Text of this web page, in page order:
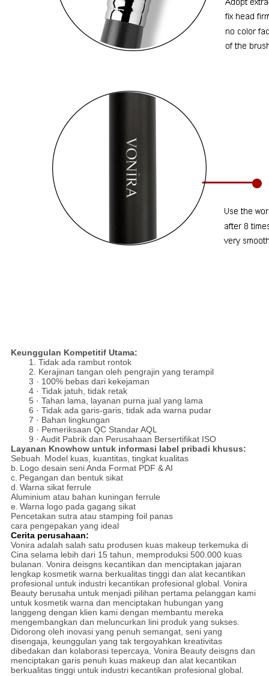
Keunggulan Kompetitif Utama:
1. Tidak ada rambut rontok
2. Kerajinan tangan oleh pengrajin yang terampil
3 · 100% bebas dari kekejaman
4 · Tidak jatuh, tidak retak
5 · Tahan lama, layanan purna jual yang lama
6 · Tidak ada garis-garis, tidak ada warna pudar
7 · Bahan lingkungan
8 · Pemeriksaan QC Standar AQL
9 · Audit Pabrik dan Perusahaan Bersertifikat ISO
Layanan Knowhow untuk informasi label pribadi khusus:
Sebuah. Model kuas, kuantitas, tingkat kualitas
b. Logo desain seni Anda Format PDF & AI
c. Pegangan dan bentuk sikat
d. Warna sikat ferrule
Aluminium atau bahan kuningan ferrule
e. Warna logo pada gagang sikat
Pencetakan sutra atau stamping foil panas
cara pengepakan yang ideal
Cerita perusahaan:
Vonira adalah salah satu produsen kuas makeup terkemuka di
Cina selama lebih dari 15 tahun, memproduksi 500.000 kuas
bulanan. Vonira deisgns kecantikan dan menciptakan jajaran
lengkap kosmetik warna berkualitas tinggi dan alat kecantikan
profesional untuk industri kecantikan profesional global. Vonira
Beauty berusaha untuk menjadi pilihan pertama pelanggan kami
untuk kosmetik warna dan menciptakan hubungan yang
langgeng dengan klien kami dengan membantu mereka
mengembangkan dan meluncurkan lini produk yang sukses.
Didorong oleh inovasi yang penuh semangat, seni yang
disengaja, keunggulan yang tak tergoyahkan kreativitas
dibedakan dan kolaborasi tepercaya, Vonira Beauty deisgns dan
menciptakan garis penuh kuas makeup dan alat kecantikan
berkualitas tinggi untuk industri kecantikan profesional global.